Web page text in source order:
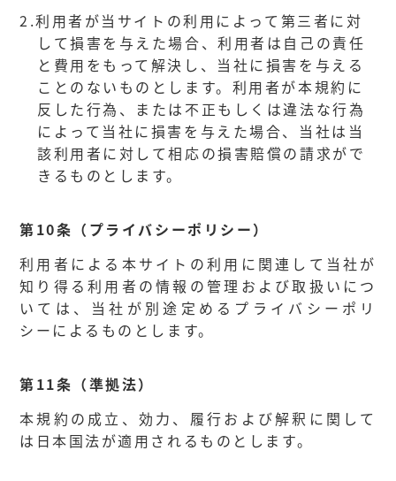
2.利用者が当サイトの利用によって第三者に対
して損害を与えた場合、利用者は自己の責任
と費用をもって解決し、当社に損害を与える
ことのないものとします。利用者が本規約に
反した行為、または不正もしくは違法な行為
によって当社に損害を与えた場合、当社は当
該利用者に対して相応の損害賠償の請求がで
きるものとします。
第10条（プライバシーポリシー）
利用者による本サイトの利用に関連して当社が
知り得る利用者の情報の管理および取扱いにつ
いては、当社が別途定めるプライバシーポリ
シーによるものとします。
第11条（準拠法）
本規約の成立、効力、履行および解釈に関して
は日本国法が適用されるものとします。